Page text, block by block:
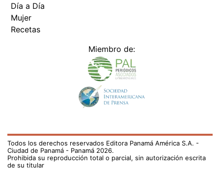
Día a Día
Mujer
Recetas
Miembro de:
Todos los derechos reservados Editora Panamá América S.A. -
Ciudad de Panamá - Panamá 2026.
Prohibida su reproducción total o parcial, sin autorización escrita
de su titular